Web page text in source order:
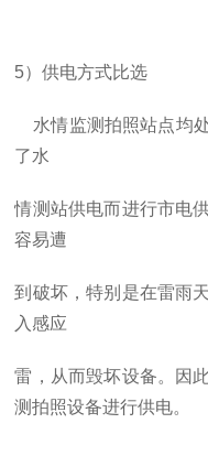
5）供电方式比选
水情监测拍照站点均
了水
情测站供电而进行市电
容易遭
到破坏，特别是在雷雨
入感应
雷，从而毁坏设备。
因
测拍照设备进行供电。